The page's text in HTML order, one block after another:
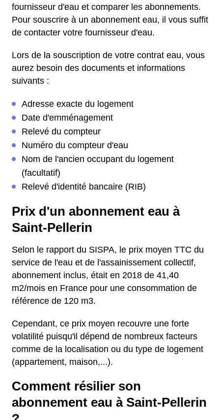
fournisseur d'eau et comparer les abonnements.
Pour souscrire à un abonnement eau, il vous suffit
de contacter votre fournisseur d'eau.
Lors de la souscription de votre contrat eau, vous
aurez besoin des documents et informations
suivants :
Adresse exacte du logement
Date d'emménagement
Relevé du compteur
Numéro du compteur d'eau
Nom de l'ancien occupant du logement
(facultatif)
Relevé d'identité bancaire (RIB)
Prix d'un abonnement eau à
Saint-Pellerin
Selon le rapport du SISPA, le prix moyen TTC du
service de l'eau et de l'assainissement collectif,
abonnement inclus, était en 2018 de 41,40
m2/mois en France pour une consommation de
référence de 120 m3.
Cependant, ce prix moyen recouvre une forte
volatilité puisqu'il dépend de nombreux facteurs
comme de la localisation ou du type de logement
(appartement, maison,...).
Comment résilier son
abonnement eau à Saint-Pellerin